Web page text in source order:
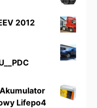
2012
Lifepo4